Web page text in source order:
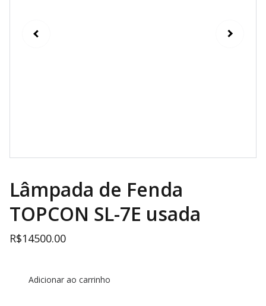
Lâmpada de Fenda
TOPCON SL-7E usada
R$14500.00
Adicionar ao carrinho